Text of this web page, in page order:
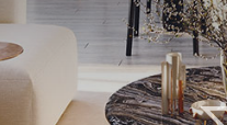
户型图
虚拟看房